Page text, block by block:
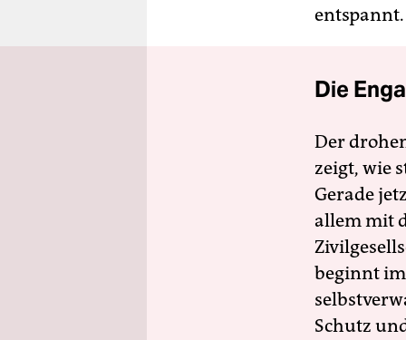
entspannt.
Die
Der
zeigt, wie
Gerade
allem mit
beginnt
Schutz